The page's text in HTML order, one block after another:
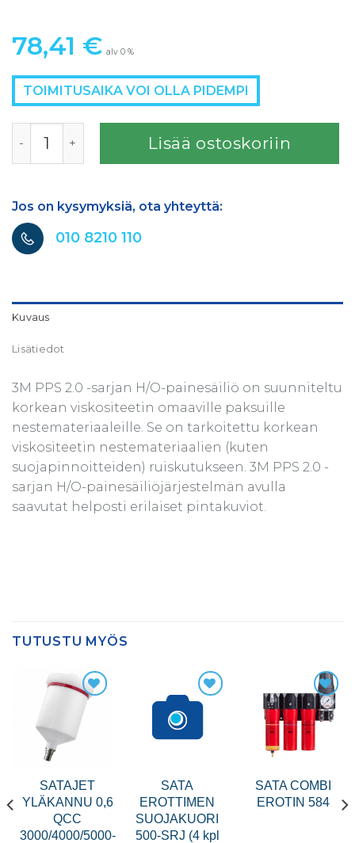
78,41 € alv 0 %
TOIMITUSAIKA VOI OLLA PIDEMPI
Lisää ostoskoriin
Jos on kysymyksiä, ota yhteyttä:
010 8210 110
Kuvaus
Lisätiedot
3M PPS 2.0 -sarjan H/O-painesäiliö on suunniteltu
korkean viskositeetin omaaville paksuille
nestemateriaaleille. Se on tarkoitettu korkean
viskositeetin nestemateriaalien (kuten
suojapinnoitteiden) ruiskutukseen. 3M PPS 2.0 -
sarjan H/O-painesäiliöjärjestelmän avulla
saavutat helposti erilaiset pintakuviot.
TUTUSTU MYÖS
SATAJET
YLÄKANNU 0,6
QCC
3000/4000/5000-
SATA
EROTTIMEN
SUOJAKUORI
500-SRJ (4 kpl
SATA COMBI
EROTIN 584